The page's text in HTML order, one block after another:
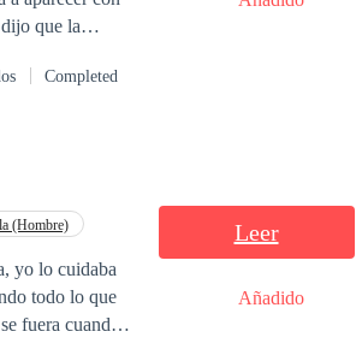
que la
de alta gama,
Completed
(Hombre)
yo lo cuidaba
todo lo que
fuera cuando
Leer
Añadido